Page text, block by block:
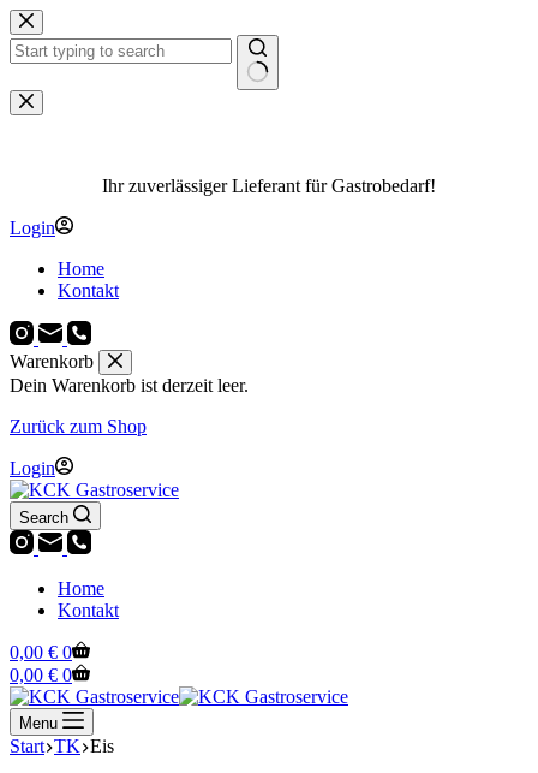
Zum
Inhalt
springen
Keine
Ergebnisse
Ihr zuverlässiger Lieferant für Gastrobedarf!
Login
Home
Kontakt
Warenkorb
Dein Warenkorb ist derzeit leer.
Zurück zum Shop
Login
Search
Home
Kontakt
Warenkorb
0,00 € 0
Warenkorb
0,00 € 0
Menu
Start TK Eis